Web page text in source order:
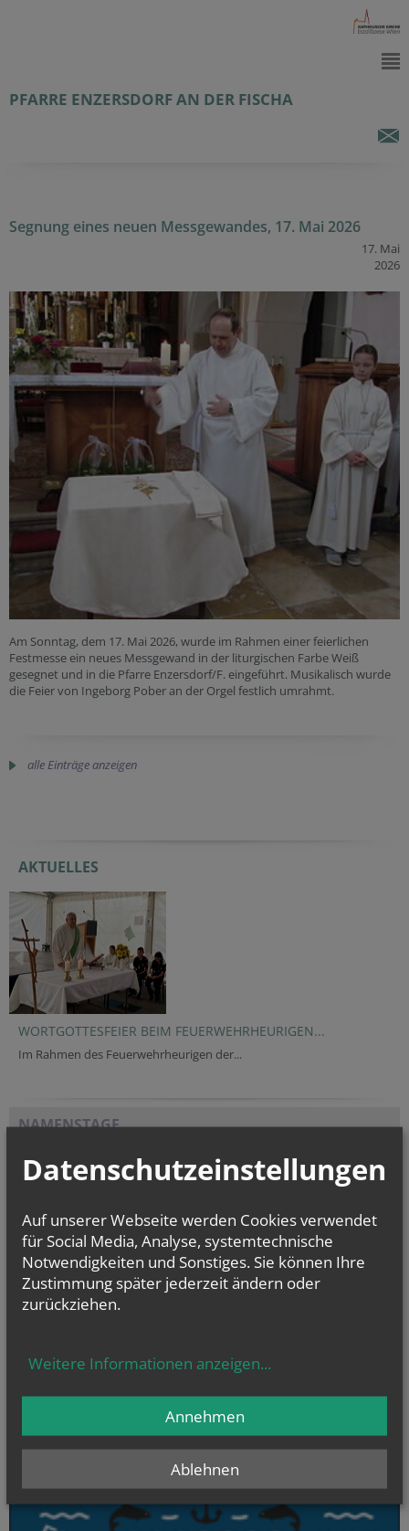
PFARRE ENZERSDORF AN DER FISCHA
Segnung eines neuen Messgewandes, 17. Mai 2026
17. Mai
2026
Am Sonntag, dem 17. Mai 2026, wurde im Rahmen einer feierlichen
Festmesse ein neues Messgewand in der liturgischen Farbe Weiß
gesegnet und in die Pfarre Enzersdorf/F. eingeführt. Musikalisch wurde
die Feier von Ingeborg Pober an der Orgel festlich umrahmt.
alle Einträge anzeigen
AKTUELLES
WORTGOTTESFEIER BEIM FEUERWEHRHEURIGEN...
Im Rahmen des Feuerwehrheurigen der...
NAMENSTAGE
Hl. Romanus von Rom
Evangelium
von heute
Mt 14, 22–33
Herr, befiehl, dass ich auf dem Wasser zu dir komme
Datenschutzeinstellungen
Auf unserer Webseite werden Cookies verwendet
für Social Media, Analyse, systemtechnische
Notwendigkeiten und Sonstiges. Sie können Ihre
Zustimmung später jederzeit ändern oder
zurückziehen.
Weitere Informationen anzeigen...
Ablehnen
Annehmen